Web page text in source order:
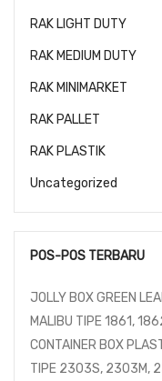
RAK LIGHT DUTY
RAK MEDIUM DUTY
RAK MINIMARKET
RAK PALLET
RAK PLASTIK
Uncategorized
POS-POS TERBARU
JOLLY BOX GREEN
MALIBU TIPE 1861,
CONTAINER BOX
TIPE 2303S, 2303M,